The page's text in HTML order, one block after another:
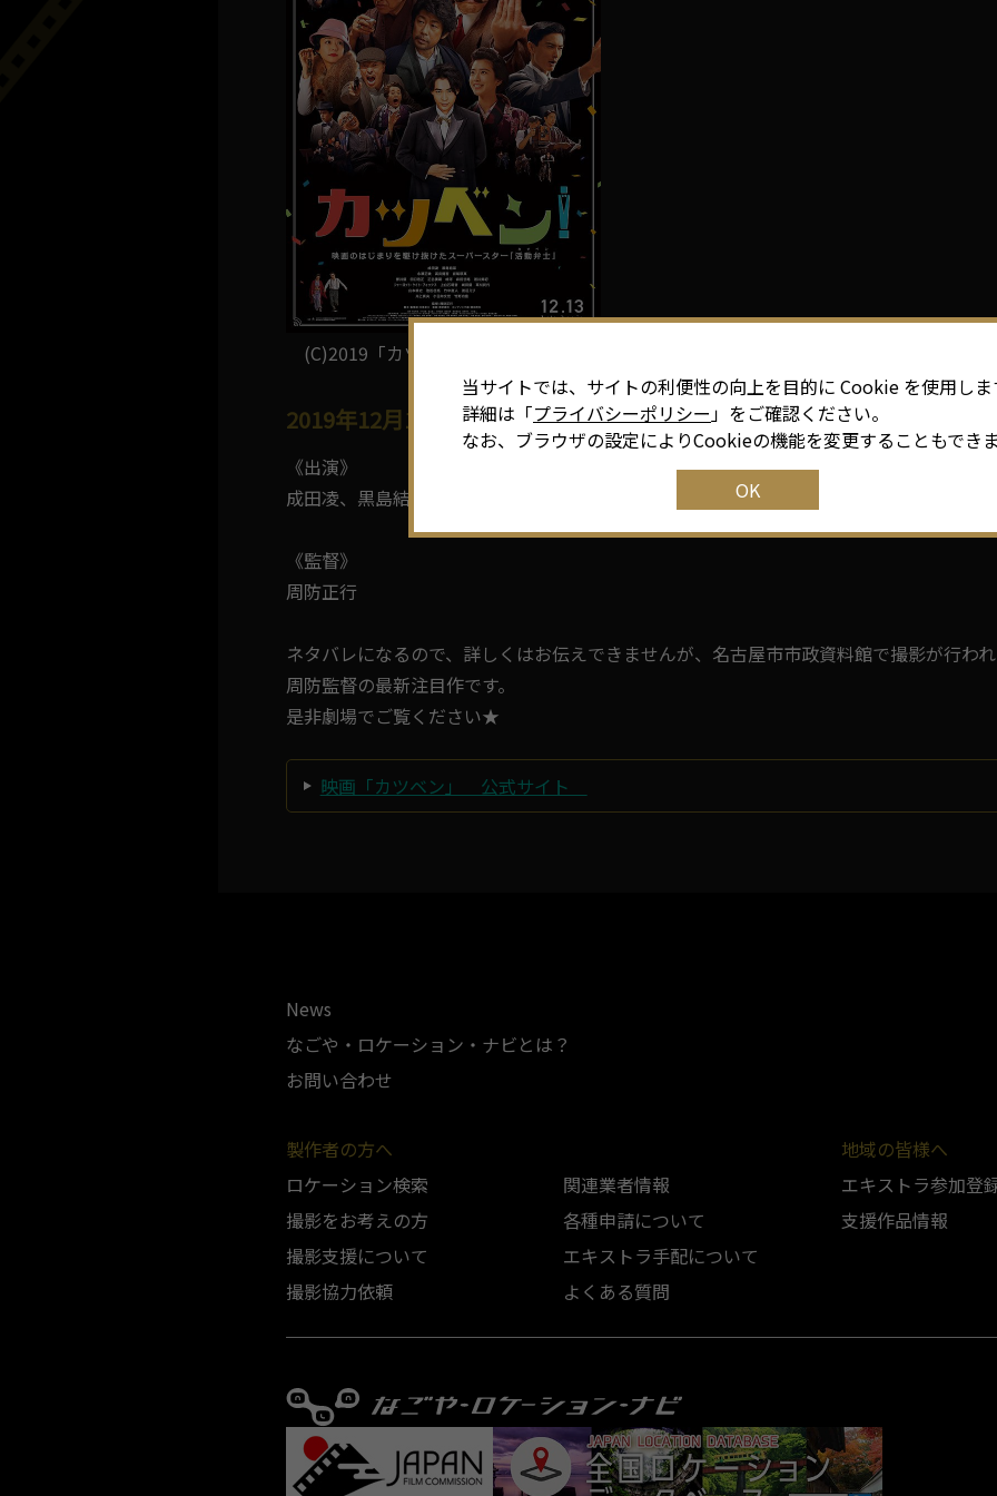
(C)2019「カツベン！」製作委員会
2019年12月13日(金)全国ロードショー!!!!
《出演》
成田凌、黒島結菜、永瀬正敏 ほか
《監督》
周防正行
ネタバレになるので、詳しくはお伝えできませんが、名古屋市市政資料館で撮影が行わ
周防監督の最新注目作です。
是非劇場でご覧ください★
映画「カツベン」 公式サイト
News
なごや・ロケーション・ナビとは？
お問い合わせ
製作者の方へ
ロケーション検索
関連業者情報
撮影をお考えの方
各種申請について
撮影支援について
エキストラ手配について
撮影協力依頼
よくある質問
地域の皆様へ
エキストラ参加登
支援作品情報
当サイトでは、サイトの利便性の向上を目的に Cookie を使用しま
詳細は「プライバシーポリシー」をご確認ください。
なお、ブラウザの設定によりCookieの機能を変更することもでき
OK